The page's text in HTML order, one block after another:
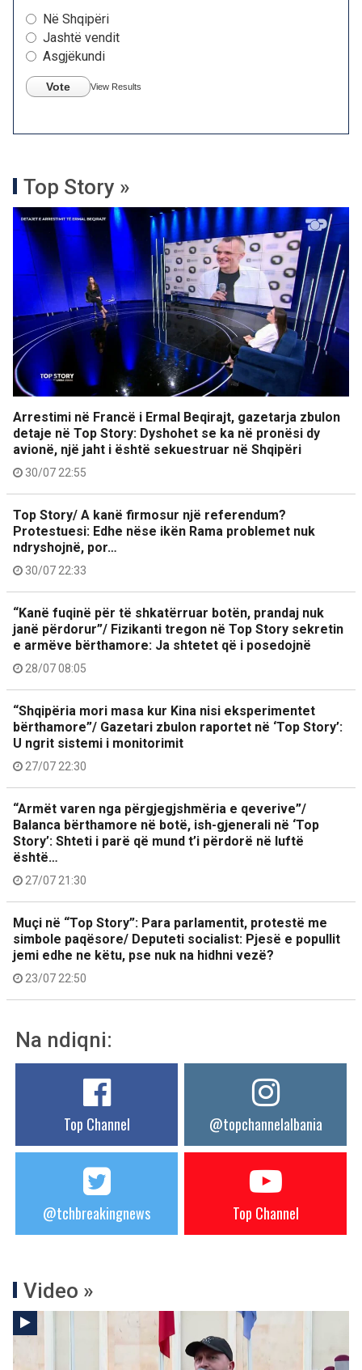
Në Shqipëri
Jashtë vendit
Asgjëkundi
Vote View Results
Top Story »
Arrestimi në Francë i Ermal Beqirajt, gazetarja zbulon
detaje në Top Story: Dyshohet se ka në pronësi dy
avionë, një jaht i është sekuestruar në Shqipëri
30/07 22:55
Top Story/ A kanë firmosur një referendum?
Protestuesi: Edhe nëse ikën Rama problemet nuk
ndryshojnë, por…
30/07 22:33
“Kanë fuqinë për të shkatërruar botën, prandaj nuk
janë përdorur”/ Fizikanti tregon në Top Story sekretin
e armëve bërthamore: Ja shtetet që i posedojnë
28/07 08:05
“Shqipëria mori masa kur Kina nisi eksperimentet
bërthamore”/ Gazetari zbulon raportet në ‘Top Story’:
U ngrit sistemi i monitorimit
27/07 22:30
“Armët varen nga përgjegjshmëria e qeverive”/
Balanca bërthamore në botë, ish-gjenerali në ‘Top
Story’: Shteti i parë që mund t’i përdorë në luftë
është…
27/07 21:30
Muçi në “Top Story”: Para parlamentit, protestë me
simbole paqësore/ Deputeti socialist: Pjesë e popullit
jemi edhe ne këtu, pse nuk na hidhni vezë?
23/07 22:50
Na ndiqni:
Top Channel @topchannelalbania
@tchbreakingnews Top Channel
Video »